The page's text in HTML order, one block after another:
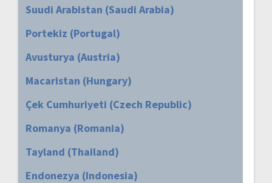
Suudi Arabistan (Saudi Arabia)
Portekiz (Portugal)
Avusturya (Austria)
Macaristan (Hungary)
Çek Cumhuriyeti (Czech Republic)
Romanya (Romania)
Tayland (Thailand)
Endonezya (Indonesia)